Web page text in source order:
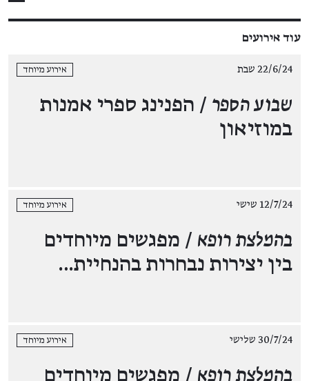
עוד אירועים
22/6/24 שבת אירוע מיוחד
שבוע הספר / הפנינג ספרי אמנות
במוזיאון
12/7/24 שישי אירוע מיוחד
בהמלצת רופא / מפגשים מיוחדים
בין יצירות נבחרות בהנחיית…
30/7/24 שלישי אירוע מיוחד
בהמלצת רופא / מפגשים מיוחדים